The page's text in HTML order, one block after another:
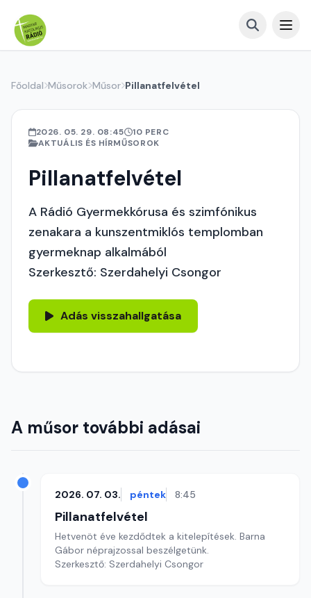
Főoldal Műsorok Műsor Pillanatfelvétel
2026. 05. 29. 08:45
10 PERC
AKTUÁLIS ÉS HÍRMŰSOROK
Pillanatfelvétel
A Rádió Gyermekkórusa és szimfónikus
zenakara a kunszentmiklós templomban
gyermeknap alkalmából
Szerkesztő: Szerdahelyi Csongor
Adás visszahallgatása
A műsor további adásai
2026. 07. 03. péntek 8:45
Pillanatfelvétel
Hetvenöt éve kezdődtek a kitelepítések. Barna
Gábor néprajzossal beszélgetünk.
Szerkesztő: Szerdahelyi Csongor